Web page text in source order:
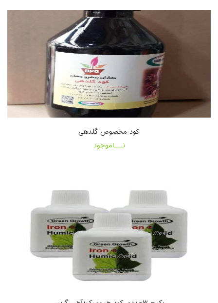
کود مخصوص گلدهی
نـــاموجود